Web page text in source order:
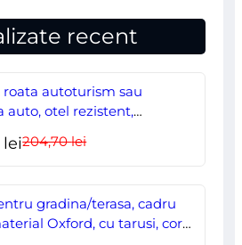
recent
autoturism sau
auto, otel rezistent,
204,70leiPrețul
a
fost:
lei
Prețul
este:
178,00 lei.
gradina/terasa, cadru
Oxford, cu tarusi, corzi